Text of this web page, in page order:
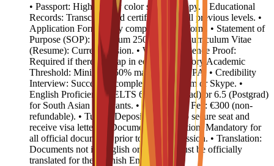
• Passport: High-quality color scanned copy. • Educational
Records: Transcripts and certificates for all previous levels. •
Application Form: Fully completed C3S form. • Statement of
Purpose (SOP): Minimum 250 words. • Curriculum Vitae
(Resume): Current version. • Work Experience Proof:
Required if there is a gap in education history.Academic
Threshold: Minimum 50% marks or 2.5 GPA. • Credibility
Interview: Successful completion via Zoom or Skype. •
English Proficiency: IELTS 6.0 (Undergrad) or 6.5 (Postgrad)
for South Asian applicants. • Registration Fee: €300 (non-
refundable). • Tuition Deposit: €4,500 (to secure seat and
receive visa letter). • Document Legalization: Mandatory for
all official documents prior to visa submission. • Translation:
Documents not in English or Spanish must be officially
translated for the Spanish Embassy.